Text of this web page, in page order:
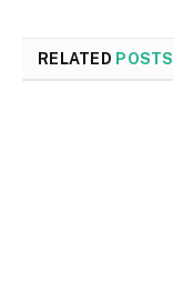
RELATED POSTS